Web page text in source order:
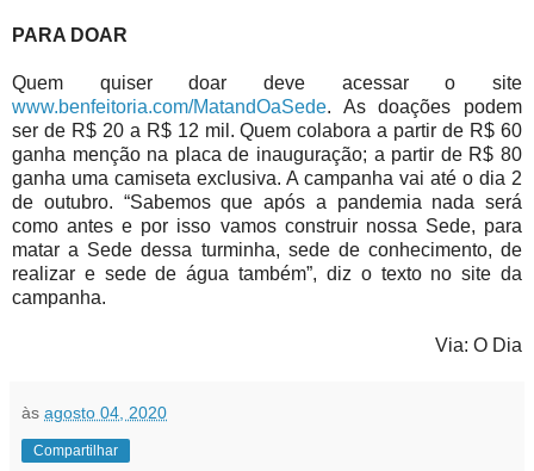
PARA DOAR
Quem quiser doar deve acessar o site
www.benfeitoria.com/MatandOaSede. As doações podem
ser de R$ 20 a R$ 12 mil. Quem colabora a partir de R$ 60
ganha menção na placa de inauguração; a partir de R$ 80
ganha uma camiseta exclusiva. A campanha vai até o dia 2
de outubro. “Sabemos que após a pandemia nada será
como antes e por isso vamos construir nossa Sede, para
matar a Sede dessa turminha, sede de conhecimento, de
realizar e sede de água também”, diz o texto no site da
campanha.
Via: O Dia
às agosto 04, 2020
Compartilhar